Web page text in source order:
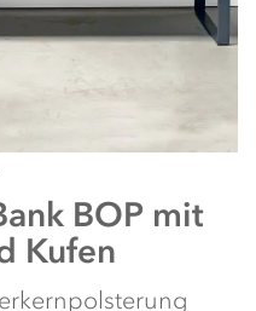
BOP mit
Kufen